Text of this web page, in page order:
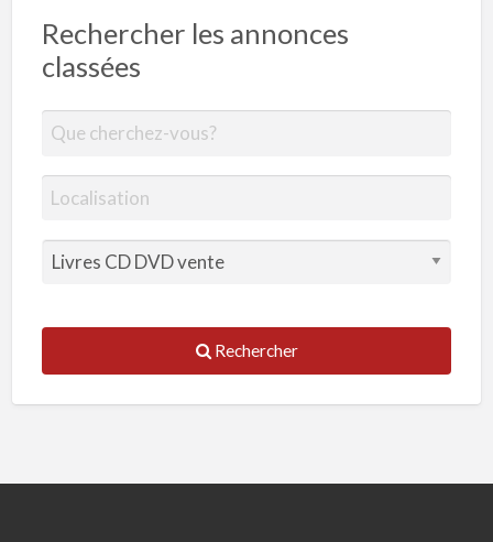
Rechercher les annonces
classées
Rechercher